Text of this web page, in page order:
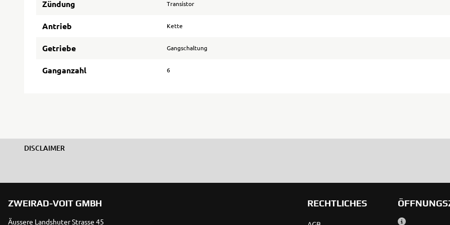
Zündung Transistor
Antrieb Kette
Getriebe Gangschaltung
Ganganzahl 6
DISCLAIMER
ZWEIRAD-VOIT GMBH
Äussere Landshuter Strasse 45
RECHTLICHES